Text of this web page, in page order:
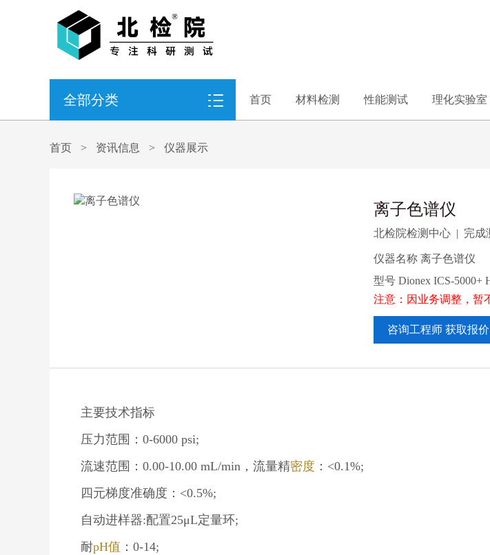
全部分类 首页 材料检测 性能测试 理化实验室
首页 > 资讯信息 > 仪器展示
离子色谱仪
北检院检测中心| 完成
仪器名称 离子色谱仪
型号 Dionex ICS-5000+
注意：因业务调整，暂
咨询工程师 获取报价
主要技术指标
压力范围：0-6000 psi;
流速范围：0.00-10.00 mL/min，流量精密度 ：<0.1%;
四元梯度准确度：<0.5%;
自动进样器:配置25μL定量环;
耐pH值 ：0-14;